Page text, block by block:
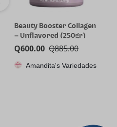
Beauty Booster Collagen
– Unflavored (250gr)
Q885.00
Q600.00
Amandita's Variedades